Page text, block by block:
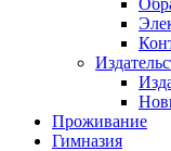
Проживание
Гимназия